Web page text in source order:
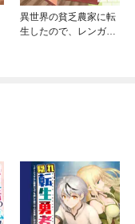
異世界の貧乏農家に転
生したので、レンガを